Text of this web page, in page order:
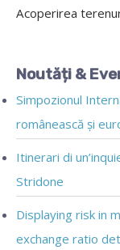
Acoperirea
Noutăți &
Simpozionul
românească și
Itinerari di
Stridone
Displaying risk in
exchange ratio